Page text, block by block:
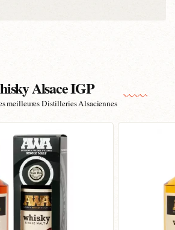
Alsace IGP
meilleures Distilleries Alsaciennes